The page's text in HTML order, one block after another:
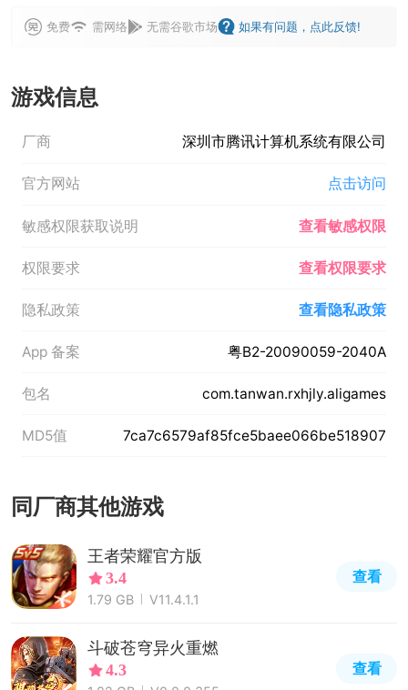
免费 需网络 无需谷歌市场 如果有问题，点此反馈!
游戏信息
厂商 深圳市腾讯计算机系统有限公司
官方网站 点击访问
敏感权限获取说明 查看敏感权限
权限要求 查看权限要求
隐私政策 查看隐私政策
App 备案 粤B2-20090059-2040A
包名 com.tanwan.rxhjly.aligames
MD5值 7ca7c6579af85fce5baee066be518907
同厂商其他游戏
王者荣耀官方版
3.4
1.79 GB V11.4.1.1
查看
斗破苍穹异火重燃
4.3 查看